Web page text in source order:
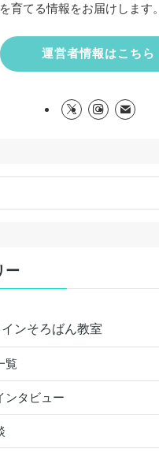
育てる情報をお届けします。
運営者情報はこちら
ー
ンそろばん教室
覧
ンタビュー